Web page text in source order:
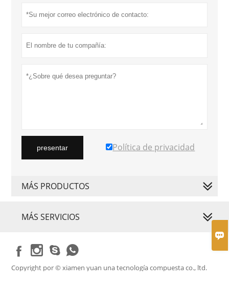

presentar Política de privacidad
MÁS PRODUCTOS
MÁS SERVICIOS
   
Copyright por © xiamen yuan una tecnología compuesta co., ltd.